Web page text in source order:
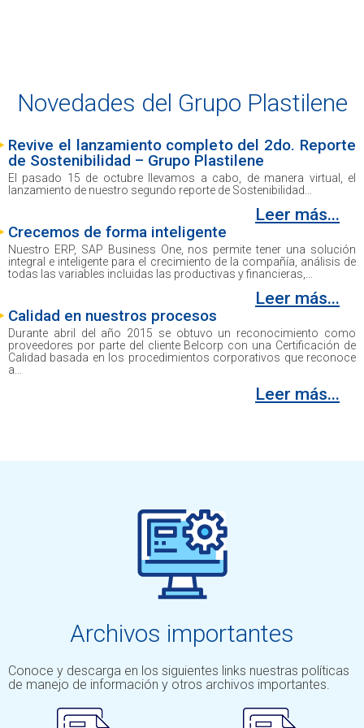
Novedades del Grupo Plastilene
Revive el lanzamiento completo del 2do. Reporte
de Sostenibilidad – Grupo Plastilene
El pasado 15 de octubre llevamos a cabo, de manera virtual, el
lanzamiento de nuestro segundo reporte de Sostenibilidad...
Leer más...
Crecemos de forma inteligente
Nuestro ERP, SAP Business One, nos permite tener una solución
integral e inteligente para el crecimiento de la compañía, análisis de
todas las variables incluidas las productivas y financieras,...
Leer más...
Calidad en nuestros procesos
Durante abril del año 2015 se obtuvo un reconocimiento como
proveedores por parte del cliente Belcorp con una Certificación de
Calidad basada en los procedimientos corporativos que reconoce
a...
Leer más...
Archivos importantes
Conoce y descarga en los siguientes links nuestras políticas
de manejo de información y otros archivos importantes.